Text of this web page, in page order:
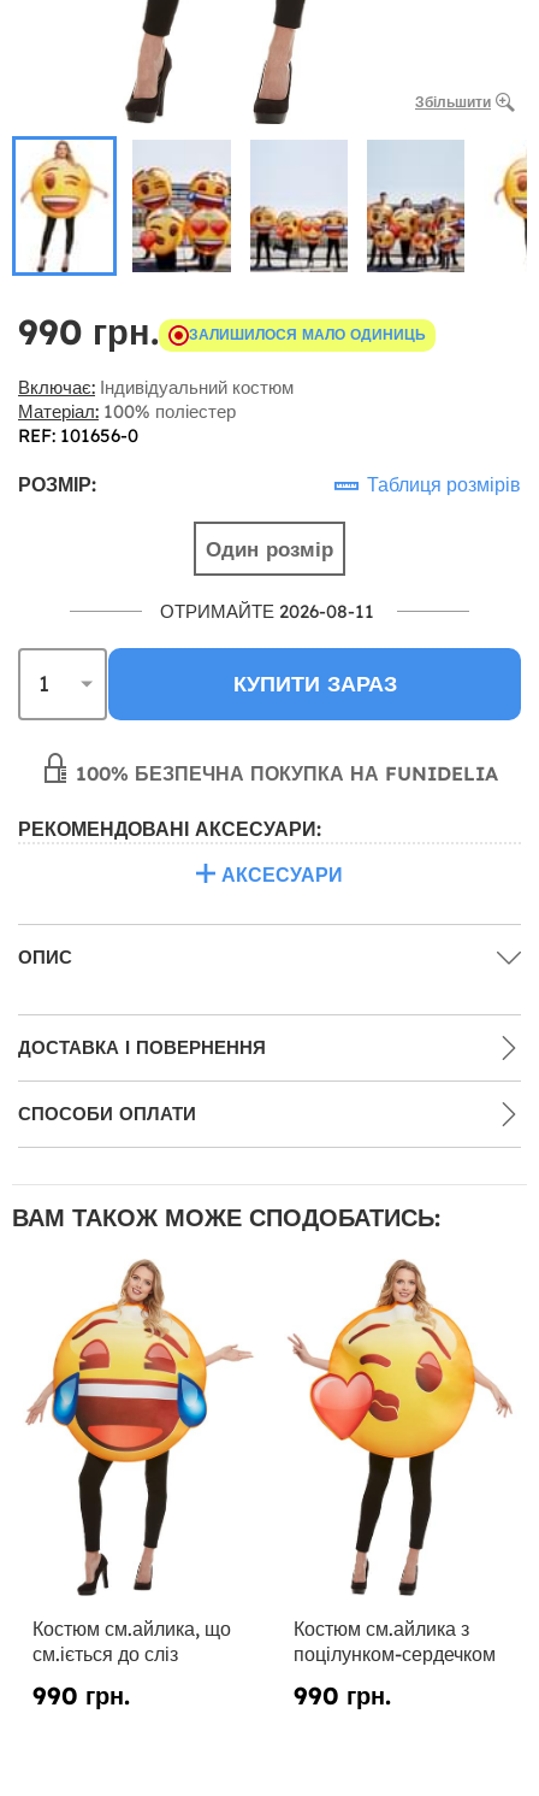
Збільшити
990 грн. ЗАЛИШИЛОСЯ МАЛО ОДИНИЦЬ
Включає: Індивідуальний костюм
Матеріал: 100% поліестер
REF: 101656-0
РОЗМІР: Таблиця розмірів
Один розмір
ОТРИМАЙТЕ 2026-08-11
КУПИТИ ЗАРАЗ
100% БЕЗПЕЧНА ПОКУПКА НА FUNIDELIA
РЕКОМЕНДОВАНІ АКСЕСУАРИ:
АКСЕСУАРИ
ОПИС
ДОСТАВКА І ПОВЕРНЕННЯ
СПОСОБИ ОПЛАТИ
ВАМ ТАКОЖ МОЖЕ СПОДОБАТИСЬ:
Костюм см.айлика, що
см.іється до сліз
990 грн.
Костюм см.айлика з
поцілунком-сердечком
990 грн.